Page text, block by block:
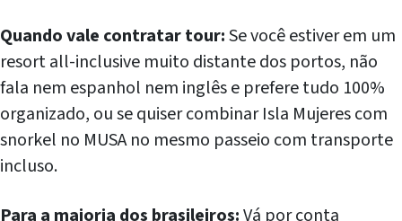
Quando vale contratar tour:Se você estiver em um
resort all-inclusive muito distante dos portos, não
fala nem espanhol nem inglês e prefere tudo 100%
organizado, ou se quiser combinar Isla Mujeres com
snorkel no MUSA no mesmo passeio com transporte
incluso.
Para a maioria dos brasileiros:Vá por conta